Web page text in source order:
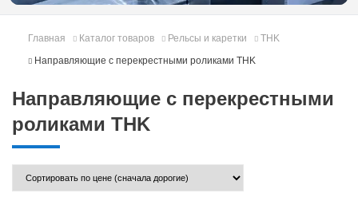
Главная Каталог товаров Рельсы и каретки
THK
Направляющие с перекрестными роликами THK
Направляющие с перекрестными
роликами THK